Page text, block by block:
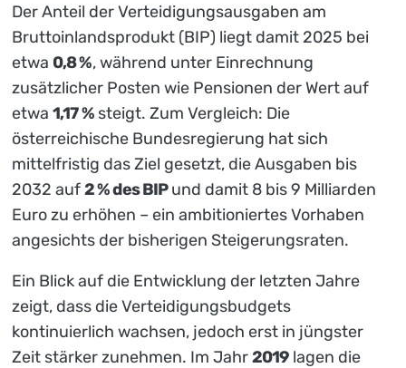
Der Anteil der Verteidigungsausgaben am
Bruttoinlandsprodukt (BIP) liegt damit 2025 bei
etwa 0,8 %, während unter Einrechnung
zusätzlicher Posten wie Pensionen der Wert auf
etwa 1,17 %steigt. Zum Vergleich: Die
österreichische Bundesregierung hat sich
mittelfristig das Ziel gesetzt, die Ausgaben bis
2032 auf2 % des BIPund damit 8 bis 9 Milliarden
Euro zu erhöhen – ein ambitioniertes Vorhaben
angesichts der bisherigen Steigerungsraten.
Ein Blick auf die Entwicklung der letzten Jahre
zeigt, dass die Verteidigungsbudgets
kontinuierlich wachsen, jedoch erst in jüngster
Zeit stärker zunehmen. Im Jahr2019 lagen die